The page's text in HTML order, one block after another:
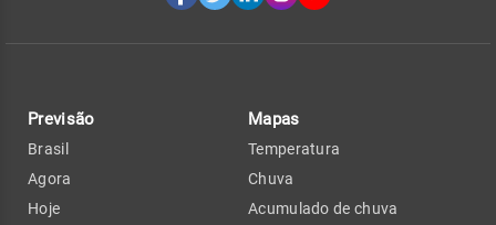
Previsão
Brasil
Agora
Hoje
Mapas
Temperatura
Chuva
Acumulado de chuva